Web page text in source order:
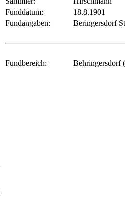
Funddatum:
18.8.1901
Fundangaben:
Beringersdorf
Fundbereich: Behringersdorf